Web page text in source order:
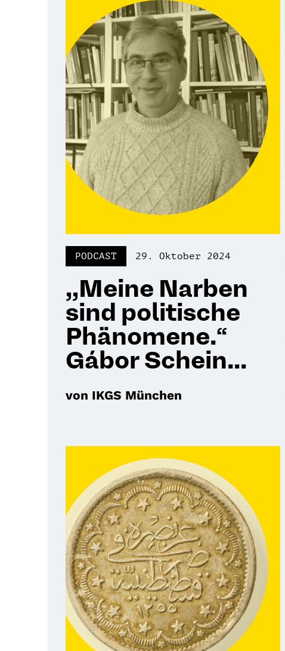
PODCAST 29. Oktober 2024
,,Meine Narben
sind politische
Phänomene.“
Gábor Schein...
von IKGS München